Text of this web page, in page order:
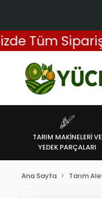
TARIM MAKİNELERİ VE
YEDEK PARÇALARI
Ana Sayfa Tarım